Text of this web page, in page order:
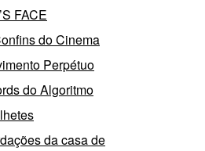
FACE
do Cinema
Perpétuo
do Algoritmo
da casa de